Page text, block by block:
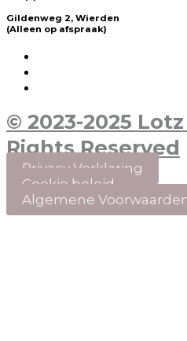
Gildenweg 2, Wierden
(Alleen op afspraak)
© 2023-2025
Rights Reserved
Privacy Verklaring
Cookie beleid
Algemene